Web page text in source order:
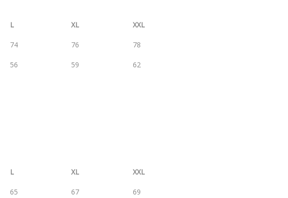
L XL XXL
74 76 78
56 59 62
L XL XXL
65 67 69